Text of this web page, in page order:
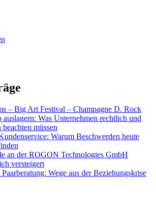
– Big Art Festival – Champagne D. Rock
auslagern: Was Unternehmen rechtlich und
müssen
Warum Beschwerden heute
an der ROGON Technologies GmbH
versteigert
Wege aus der Beziehungskrise